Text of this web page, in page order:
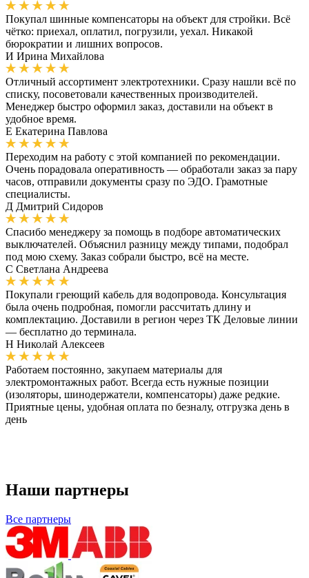
Покупал шинные компенсаторы на объект для стройки. Всё
чётко: приехал, оплатил, погрузили, уехал. Никакой
бюрократии и лишних вопросов.
И Ирина Михайлова
Отличный ассортимент электротехники. Сразу нашли всё по
списку, посоветовали качественных производителей.
Менеджер быстро оформил заказ, доставили на объект в
удобное время.
Е Екатерина Павлова
Переходим на работу с этой компанией по рекомендации.
Очень порадовала оперативность — обработали заказ за пару
часов, отправили документы сразу по ЭДО. Грамотные
специалисты.
Д Дмитрий Сидоров
Спасибо менеджеру за помощь в подборе автоматических
выключателей. Объяснил разницу между типами, подобрал
под мою схему. Заказ собрали быстро, всё на месте.
С Светлана Андреева
Покупали греющий кабель для водопровода. Консультация
была очень подробная, помогли рассчитать длину и
комплектацию. Доставили в регион через ТК Деловые линии
— бесплатно до терминала.
Н Николай Алексеев
Работаем постоянно, закупаем материалы для
электромонтажных работ. Всегда есть нужные позиции
(изоляторы, шинодержатели, компенсаторы) даже редкие.
Приятные цены, удобная оплата по безналу, отгрузка день в
день
Наши партнеры
Все партнеры